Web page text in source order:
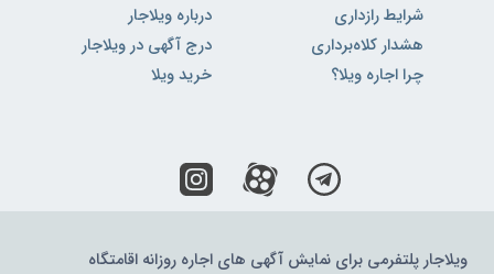
شرایط رازداری
هشدار کلاه‌برداری
چرا اجاره ویلا؟
درباره ویلاجار
درج آگهی در ویلاجار
خرید ویلا
ویلاجار پلتفرمی برای نمایش آگهی های اجاره روزانه اقامتگاه